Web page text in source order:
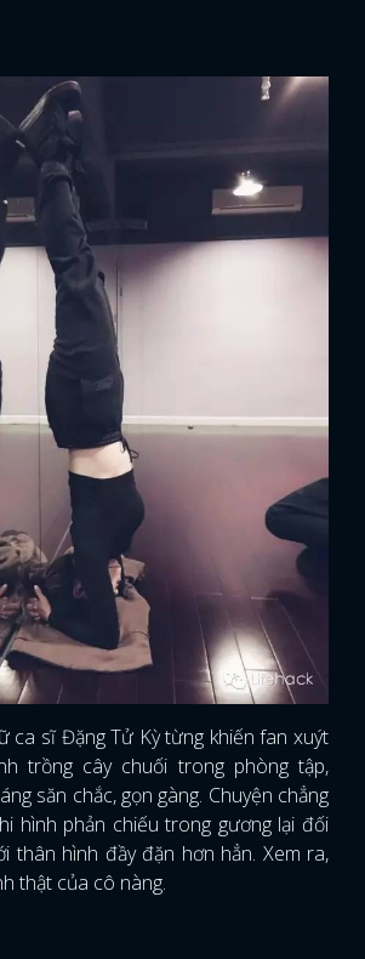
ca sĩ Đặng Tử Kỳ từng khiến fan xuýt
trồng cây chuối trong phòng tập,
săn chắc, gọn gàng. Chuyện chẳng
hình phản chiếu trong gương lại đối
thân hình đầy đặn hơn hẳn. Xem ra,
thật của cô nàng.